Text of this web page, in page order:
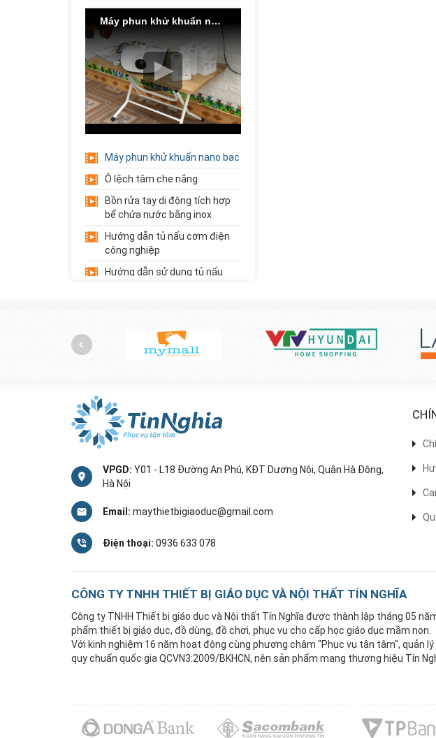
Ghế Kép
Giá: Liên hệ
Chậu Rửa Inox
Công Nghiệp 3...
Giá: Liên hệ
Giá: Liên hệ
Xe Đẩy Inox 2
Tầng
Giá Đựng Đồ Chơi
Máy phun khử khuẩn nano bạc
Máy phun khử khuẩn nano bạc
Ô lệch tâm che nắng
Bồn rửa tay di động tích hợp
bể chứa nước bằng inox
Hướng dẫn tủ nấu cơm điện
công nghiệp
Hướng dẫn sử dụng tủ nấu
Trải cỏ nhân tạo trường mầm
VPGD: Y01 - L18 Đường An Phú, KĐT Dương Nội, Quận Hà Đông,
Hà Nội
Email: maythietbigiaoduc@gmail.com
Điện thoại: 0936 633 078
CÔNG TY TNHH THIẾT BỊ GIÁO DỤC VÀ NỘI THẤT TÍN NGHĨA
Công ty TNHH Thiết bị giáo dục và Nội thất Tín Nghĩa được thành lập tháng 05
phẩm thiết bị giáo dục, đồ dùng, đồ chơi, phục vụ cho cấp học giáo dục mầm non.
Với kinh nghiệm 16 năm hoạt động cùng phương châm "Phục vụ tận tâm", quản
quy chuẩn quốc gia QCVN3:2009/BKHCN, nên sản phẩm mang thương hiệu Tín